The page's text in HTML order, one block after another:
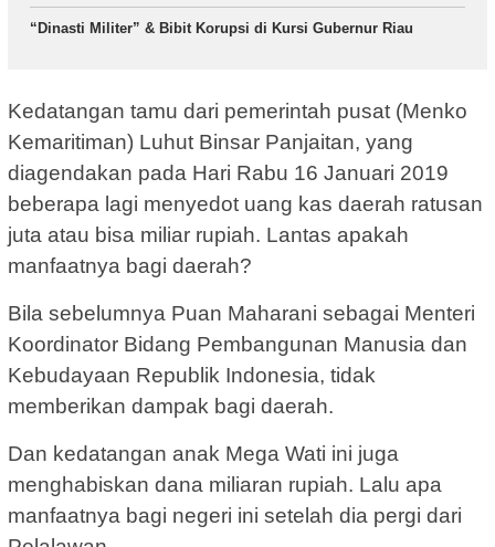
“Dinasti Militer” & Bibit Korupsi di Kursi Gubernur Riau
Kedatangan tamu dari pemerintah pusat (Menko
Kemaritiman) Luhut Binsar Panjaitan, yang
diagendakan pada Hari Rabu 16 Januari 2019
beberapa lagi menyedot uang kas daerah ratusan
juta atau bisa miliar rupiah. Lantas apakah
manfaatnya bagi daerah?
Bila sebelumnya Puan Maharani sebagai Menteri
Koordinator Bidang Pembangunan Manusia dan
Kebudayaan Republik Indonesia, tidak
memberikan dampak bagi daerah.
Dan kedatangan anak Mega Wati ini juga
menghabiskan dana miliaran rupiah. Lalu apa
manfaatnya bagi negeri ini setelah dia pergi dari